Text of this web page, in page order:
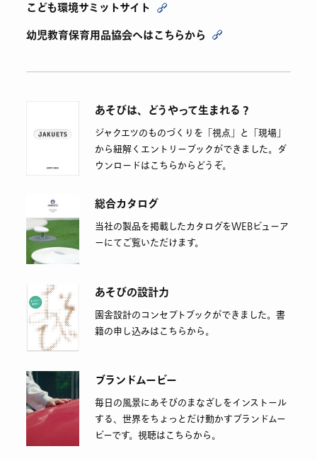
こども環境サミットサイト
幼児教育保育用品協会へはこちらから
あそびは、どうやって生まれる？
ジャクエツのものづくりを「視点」と「現場」
から紐解くエントリーブックができました。ダ
ウンロードはこちらからどうぞ。
総合カタログ
当社の製品を掲載したカタログをWEBビューア
ーにてご覧いただけます。
あそびの設計力
園舎設計のコンセプトブックができました。書
籍の申し込みはこちらから。
ブランドムービー
毎日の風景にあそびのまなざしをインストール
する、世界をちょっとだけ動かすブランドムー
ビーです。視聴はこちらから。